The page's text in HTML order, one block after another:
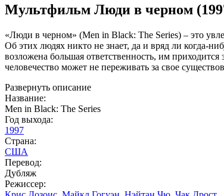
Мультфильм Люди в черном
«Люди в черном» (Men in Black: The Series) – это
Об этих людях никто не знает, да и вряд ли когда-
возложена большая ответственность, им
человечество может не переживать за свое
Развернуть описание
Название:
Men in Black: The Series
Год выхода:
1997
Страна:
США
Перевод:
Дубляж
Режиссер: